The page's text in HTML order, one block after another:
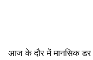
आज के दौर में मानसिक